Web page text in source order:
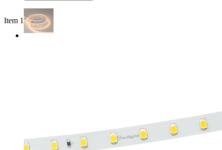
Item 1 of 4